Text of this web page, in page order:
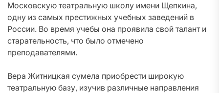
Московскую театральную школу имени Щепкина,
одну из самых престижных учебных заведений в
России. Во время учебы она проявила свой талант и
старательность, что было отмечено
преподавателями.
Вера Житницкая сумела приобрести широкую
театральную базу, изучив различные направления